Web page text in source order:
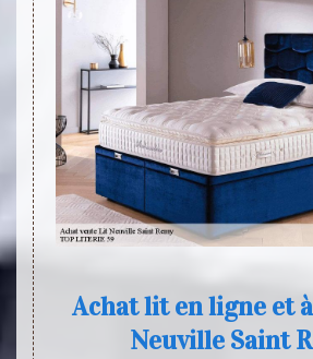
Achat lit en ligne et
Neuville Saint